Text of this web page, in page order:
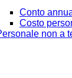
Conto
Costo
non a